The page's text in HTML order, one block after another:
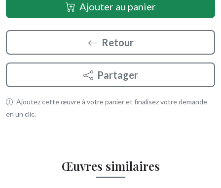
Ajouter au panier
Retour
Partager
Ajoutez cette œuvre à votre panier et finalisez votre demande
en un clic.
Œuvres similaires